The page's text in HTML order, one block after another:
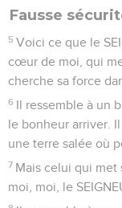
Fausse
5 Voici ce que le
cœur de moi, qui
cherche sa force
6 Il ressemble à un
le bonheur arriver.
une terre salée où
7 Mais celui qui met
moi, moi, le